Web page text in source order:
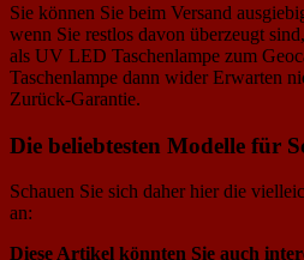
Sie können Sie beim Versand
wenn Sie restlos davon überzeugt
als UV LED Taschenlampe zum
Taschenlampe dann wider Erwarten
Zurück-Garantie.
Die beliebtesten Modelle für
Schauen Sie sich daher hier die
an:
Diese Artikel könnten Sie auch